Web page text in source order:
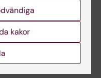
kakor